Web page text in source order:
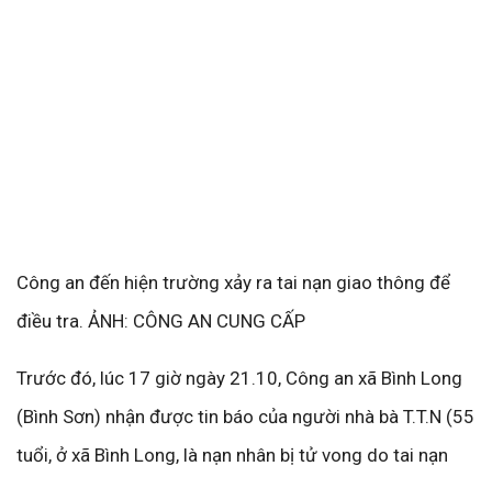
Công an đến hiện trường xảy ra tai nạn giao thông để
điều tra. ẢNH: CÔNG AN CUNG CẤP
Trước đó, lúc 17 giờ ngày 21.10, Công an xã Bình Long
(Bình Sơn) nhận được tin báo của người nhà bà T.T.N (55
tuổi, ở xã Bình Long, là nạn nhân bị tử vong do tai nạn